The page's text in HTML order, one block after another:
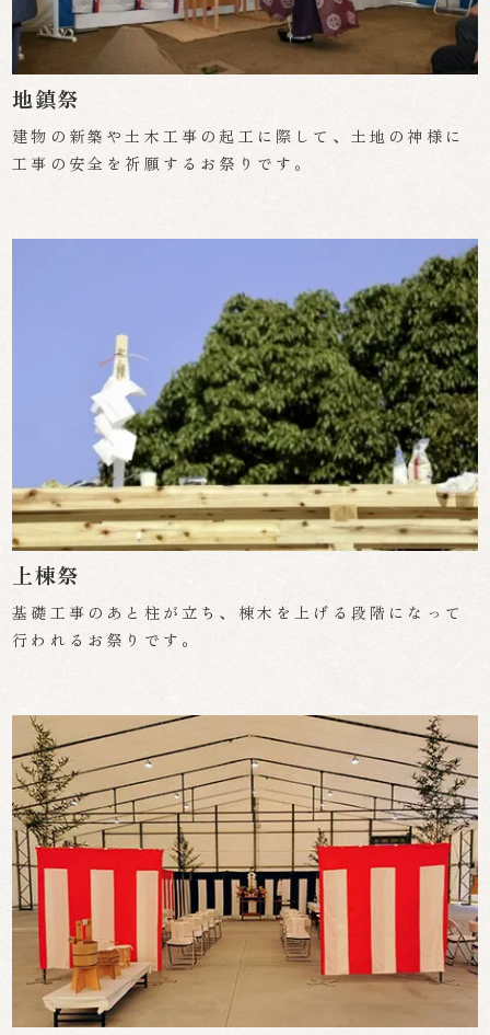
地鎮祭
建物の新築や土木工事の起工に際して、土地の神様に
工事の安全を祈願するお祭りです。
上棟祭
基礎工事のあと柱が立ち、棟木を上げる段階になって
行われるお祭りです。